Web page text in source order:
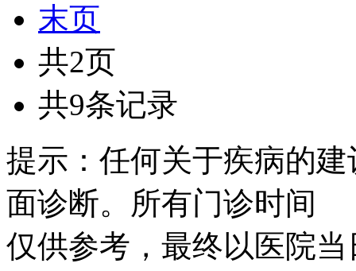
末页
共2页
共9条记录
提示：任何关于疾病的
面诊断。所有门诊时间
仅供参考，最终以医院